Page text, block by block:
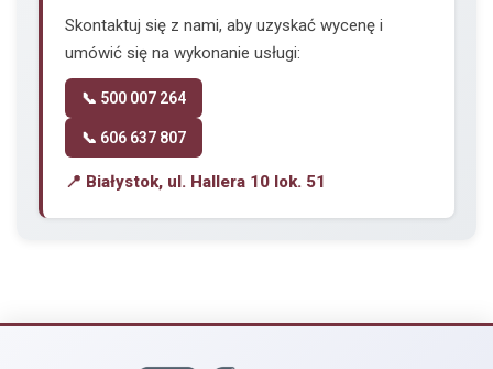
Skontaktuj się z nami, aby uzyskać wycenę i
umówić się na wykonanie usługi:
📞 500 007 264
📞 606 637 807
📍 Białystok, ul. Hallera 10 lok. 51